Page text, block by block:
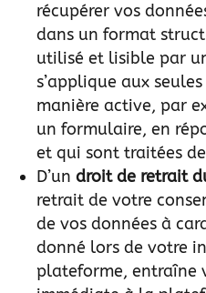
récupérer vos
dans un format
utilisé et lisible par
s’applique aux
manière active, par
un formulaire, en
et qui sont traitées
D’undroit de retrait
retrait de votre
de vos données à
donné lors de votre
plateforme, entraîne